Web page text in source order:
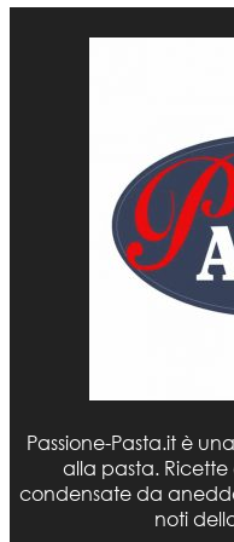
Passione-Pasta.it è
alla pasta. Ricette
condensate da
noti